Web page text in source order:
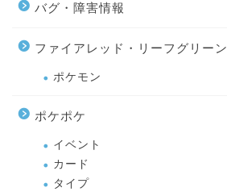
バグ・障害情報
ファイアレッド・リーフグリーン
ポケモン
ポケポケ
イベント
カード
タイプ